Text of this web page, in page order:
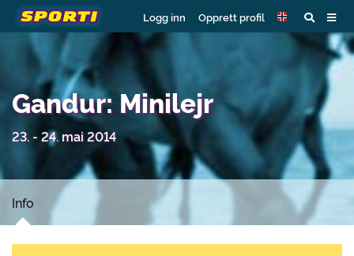
Logg inn Opprett profil
Gandur: Minilejr
23. - 24. mai 2014
Info